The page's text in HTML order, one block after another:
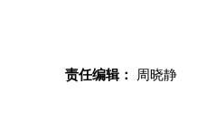
责任编辑： 周晓静